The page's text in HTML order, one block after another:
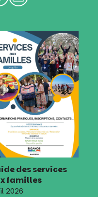
des services
familles
2026